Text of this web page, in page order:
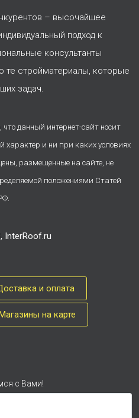
– высочайшее
подход к
консультанты
те стройматериалы, которые
задач.
данный интернет-сайт носит
и ни при каких условиях
размещенные на сайте, не
положениями Статей
и оплата
на карте
с Вами!